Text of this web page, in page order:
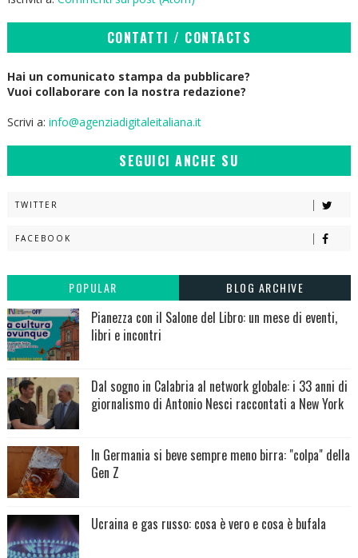
CONTATTI / CONTACTS
Hai un comunicato stampa da pubblicare?
Vuoi collaborare con la nostra redazione?
Scrivi a: info@agenziadigitaleitaliana.it
SEGUICI ANCHE SU
TWITTER
FACEBOOK
POPULAR BLOG ARCHIVE
Pianezza con il Salone del Libro: un mese di eventi,
libri e incontri
Dal sogno in Calabria al network globale: i 33 anni di
giornalismo di Antonio Nesci raccontati a New York
In Germania si beve sempre meno birra: "colpa" della
Gen Z
Ucraina e gas russo: cosa è vero e cosa è bufala